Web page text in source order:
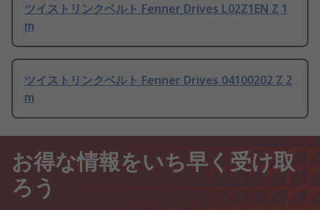
ツイストリンクベルト Fenner Drives L02Z1EN Z 1
m
ツイストリンクベルト Fenner Drives 04100202 Z 2
m
お得な情報をいち早く受け取
ろう